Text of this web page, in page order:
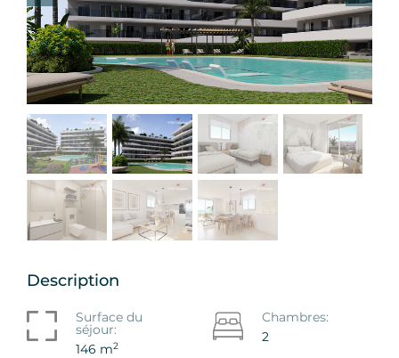
Description
Surface du
séjour:
146 m2
Chambres:
2